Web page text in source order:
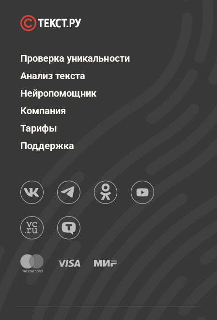
Проверка уникальности
Анализ текста
Нейропомощник
Компания
Тарифы
Поддержка